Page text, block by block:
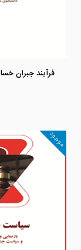
موجود